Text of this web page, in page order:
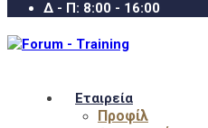
Δ - Π: 8:00 - 16:00
Εταιρεία
Προφίλ